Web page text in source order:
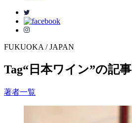
FUKUOKA / JAPAN
Tag“日本ワイン”の記事
著者一覧